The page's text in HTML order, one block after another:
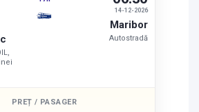
14-12-2026
Maribor
Autostradă
PREȚ / PASAGER